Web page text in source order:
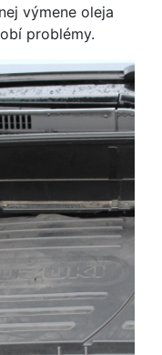
výmene oleja
problémy.